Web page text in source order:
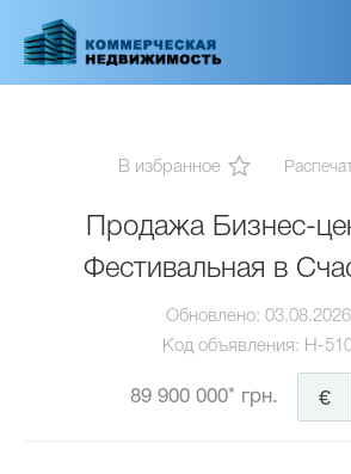
основному
В избранное
Продажа Бизнес-
Фестивальная в
Обновлено: 03.08.2026
Код объявления: H-
89 900 000* грн. €